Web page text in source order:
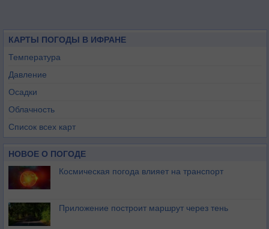
КАРТЫ ПОГОДЫ В ИФРАНЕ
Температура
Давление
Осадки
Облачность
Список всех карт
НОВОЕ О ПОГОДЕ
Космическая погода влияет на транспорт
Приложение построит маршрут через тень